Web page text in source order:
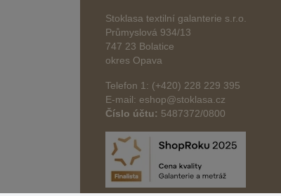
Stoklasa textilní galanterie s.r.o.
Průmyslová 934/13
747 23 Bolatice
okres Opava
Telefon 1: (+420) 228 229 395
E-mail: eshop@stoklasa.cz
Číslo účtu: 5487372/0800